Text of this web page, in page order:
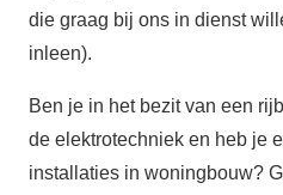
die graag bij ons in dienst
inleen).
Ben je in het bezit van een
de elektrotechniek en heb je
installaties in woningbouw?